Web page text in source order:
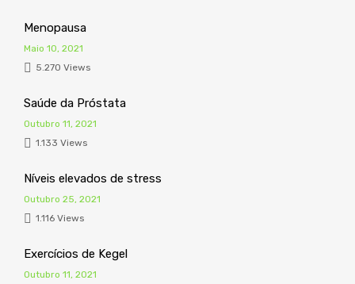
Menopausa
Maio 10, 2021
5.270 Views
Saúde da Próstata
Outubro 11, 2021
1.133 Views
Níveis elevados de stress
Outubro 25, 2021
1.116 Views
Exercícios de Kegel
Outubro 11, 2021